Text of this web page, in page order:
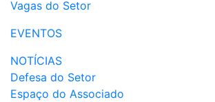
Vagas do Setor
EVENTOS
NOTÍCIAS
Defesa do Setor
Espaço do Associado